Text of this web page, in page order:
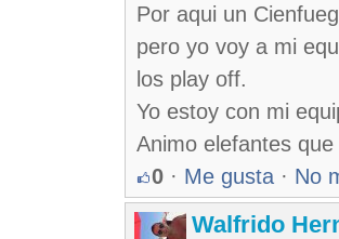
Por aqui un
pero yo voy a mi
los play off.
Yo estoy con mi
Animo elefantes
0 · Me gusta · No
Walfrido